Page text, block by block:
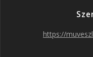
https://